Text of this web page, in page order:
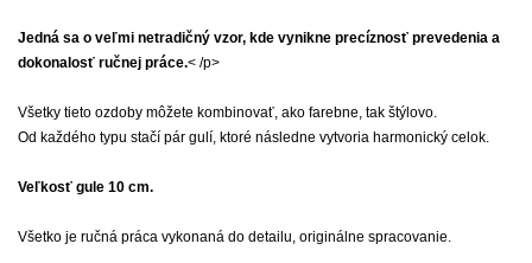
Jedná sa o veľmi netradičný vzor, kde vynikne precíznosť prevedenia a
dokonalosť ručnej práce.< /p>
Všetky tieto ozdoby môžete kombinovať, ako farebne, tak štýlovo.
Od každého typu stačí pár gulí, ktoré následne vytvoria harmonický celok.
Veľkosť gule 10 cm.
Všetko je ručná práca vykonaná do detailu, originálne spracovanie.